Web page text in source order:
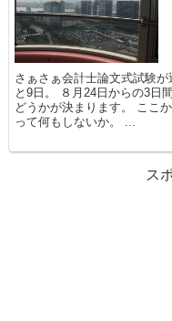
さぁさぁ会計士論文式試験
と9日。 ８月24日からの3日
どうかが決まります。 ここ
って何もしないか。 ...
ス